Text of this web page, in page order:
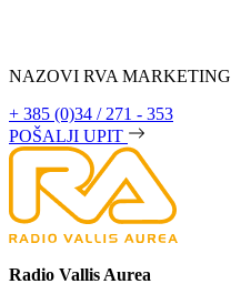
NAZOVI RVA MARKETING
+ 385 (0)34 / 271 - 353
POŠALJI UPIT
Radio Vallis Aurea